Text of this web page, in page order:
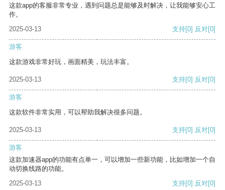
这款app的客服非常专业，遇到问题总是能够及时解决，让我能够安心工
作。
2025-03-13
支持[0] 反对[0]
游客
这款游戏非常好玩，画面精美，玩法丰富。
2025-03-13 支持[0] 反对[0]
游客
这款软件非常实用，可以帮助我解决很多问题。
2025-03-13 支持[0] 反对[0]
游客
这款加速器app的功能有点单一，可以增加一些新功能，比如增加一个自
动切换线路的功能。
2025-03-13
支持[0] 反对[0]